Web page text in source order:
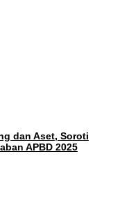
dan Aset, Soroti
APBD 2025